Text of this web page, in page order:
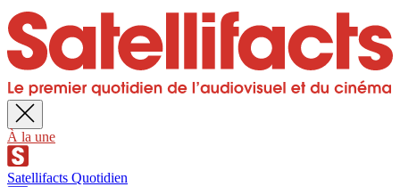
À la une
Satellifacts Quotidien